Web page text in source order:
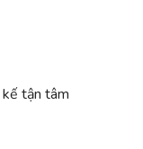
kế tận tâm